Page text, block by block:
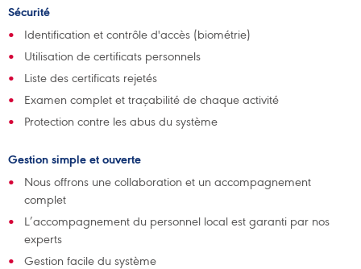
Sécurité
Identification et contrôle d'accès (biométrie)
Utilisation de certificats personnels
Liste des certificats rejetés
Examen complet et traçabilité de chaque activité
Protection contre les abus du système
Gestion simple et ouverte
Nous offrons une collaboration et un accompagnement
complet
L’accompagnement du personnel local est garanti par nos
experts
Gestion facile du système